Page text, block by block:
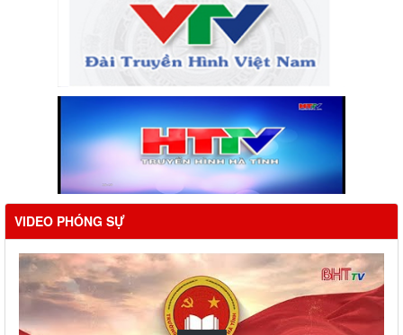
VIDEO PHÓNG SỰ